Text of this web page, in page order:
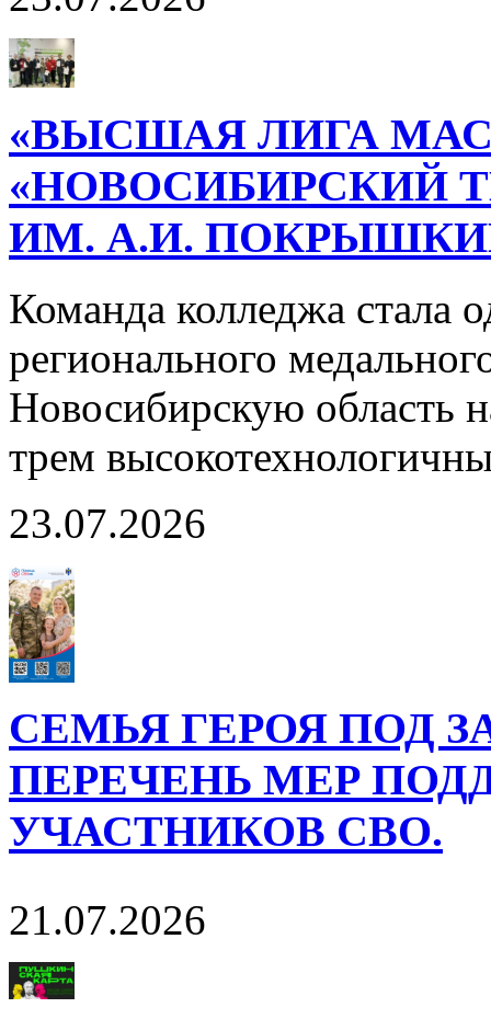
«ВЫСШАЯ ЛИГА
«НОВОСИБИРСКИЙ
ИМ. А.И.
Команда колледжа стала
регионального
Новосибирскую область
трем
23.07.2026
СЕМЬЯ ГЕРОЯ ПОД
ПЕРЕЧЕНЬ МЕР
УЧАСТНИКОВ СВО.
21.07.2026